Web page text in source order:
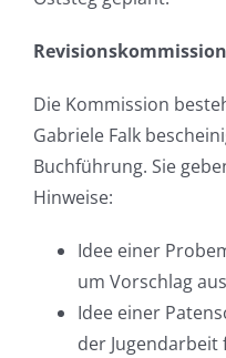
Revisionskommission
Die Kommission
Gabriele Falk
Buchführung. Sie
Hinweise:
Idee einer
um Vorschlag
Idee einer
der